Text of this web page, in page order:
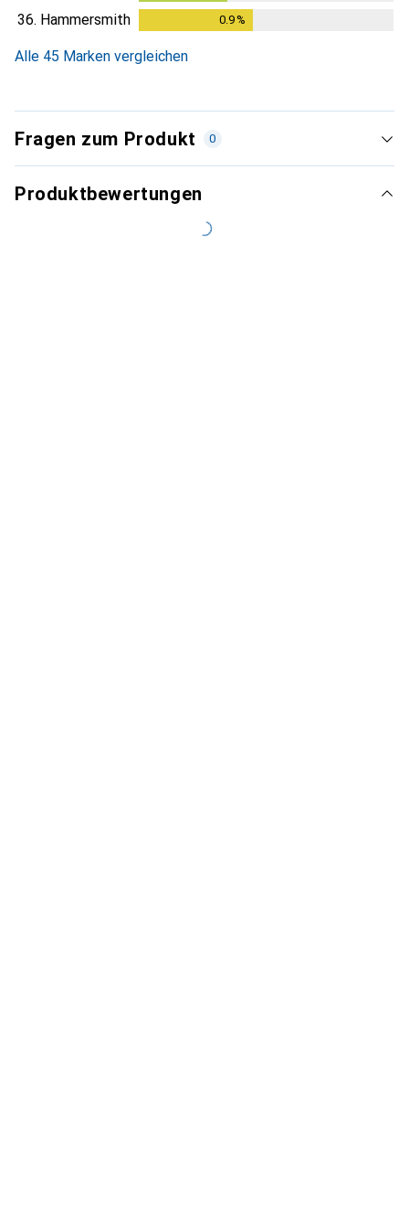
36. Hammersmith 0.9%
Alle 45 Marken vergleichen
Fragen zum Produkt 0
Produktbewertungen